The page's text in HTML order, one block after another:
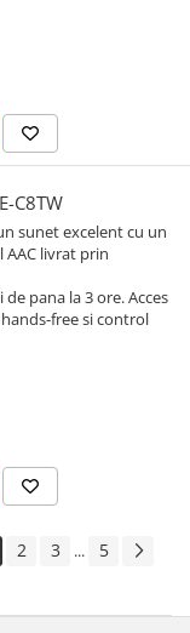
C8TW
sunet excelent cu un
livrat prin
pana la 3 ore. Acces
free si control
2 3 ... 5